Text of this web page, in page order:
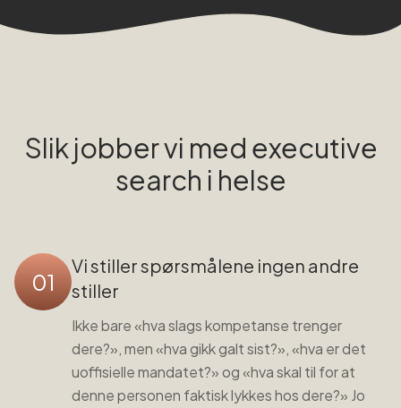
Slik jobber vi med executive
search i helse
01
Vi stiller spørsmålene ingen andre
stiller
Ikke bare «hva slags kompetanse trenger
dere?», men «hva gikk galt sist?», «hva er det
uoffisielle mandatet?» og «hva skal til for at
denne personen faktisk lykkes hos dere?» Jo